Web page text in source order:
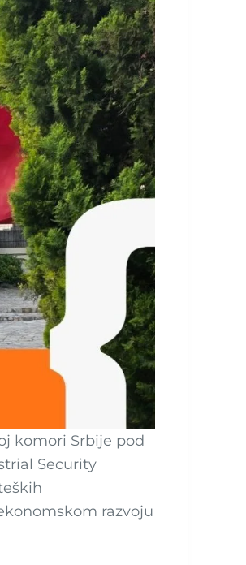
komori Srbije pod
Security
razvoju